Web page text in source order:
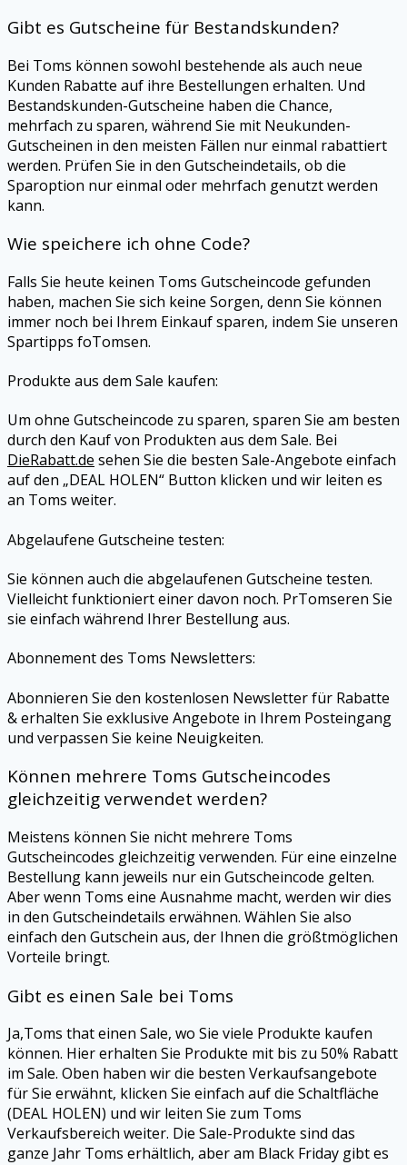
Gibt es Gutscheine für Bestandskunden?
Bei Toms können sowohl bestehende als auch neue
Kunden Rabatte auf ihre Bestellungen erhalten. Und
Bestandskunden-Gutscheine haben die Chance,
mehrfach zu sparen, während Sie mit Neukunden-
Gutscheinen in den meisten Fällen nur einmal rabattiert
werden. Prüfen Sie in den Gutscheindetails, ob die
Sparoption nur einmal oder mehrfach genutzt werden
kann.
Wie speichere ich ohne Code?
Falls Sie heute keinen Toms Gutscheincode gefunden
haben, machen Sie sich keine Sorgen, denn Sie können
immer noch bei Ihrem Einkauf sparen, indem Sie unseren
Spartipps foTomsen.
Produkte aus dem Sale kaufen:
Um ohne Gutscheincode zu sparen, sparen Sie am besten
durch den Kauf von Produkten aus dem Sale. Bei
DieRabatt.de sehen Sie die besten Sale-Angebote einfach
auf den „DEAL HOLEN“ Button klicken und wir leiten es
an Toms weiter.
Abgelaufene Gutscheine testen:
Sie können auch die abgelaufenen Gutscheine testen.
Vielleicht funktioniert einer davon noch. PrTomseren Sie
sie einfach während Ihrer Bestellung aus.
Abonnement des Toms Newsletters:
Abonnieren Sie den kostenlosen Newsletter für Rabatte
& erhalten Sie exklusive Angebote in Ihrem Posteingang
und verpassen Sie keine Neuigkeiten.
Können mehrere Toms Gutscheincodes
gleichzeitig verwendet werden?
Meistens können Sie nicht mehrere Toms
Gutscheincodes gleichzeitig verwenden. Für eine einzelne
Bestellung kann jeweils nur ein Gutscheincode gelten.
Aber wenn Toms eine Ausnahme macht, werden wir dies
in den Gutscheindetails erwähnen. Wählen Sie also
einfach den Gutschein aus, der Ihnen die größtmöglichen
Vorteile bringt.
Gibt es einen Sale bei Toms
Ja,Toms that einen Sale, wo Sie viele Produkte kaufen
können. Hier erhalten Sie Produkte mit bis zu 50% Rabatt
im Sale. Oben haben wir die besten Verkaufsangebote
für Sie erwähnt, klicken Sie einfach auf die Schaltfläche
(DEAL HOLEN) und wir leiten Sie zum Toms
Verkaufsbereich weiter. Die Sale-Produkte sind das
ganze Jahr Toms erhältlich, aber am Black Friday gibt es